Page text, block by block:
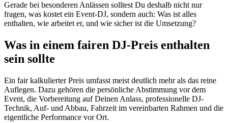
Gerade bei besonderen Anlässen solltest Du deshalb nicht nur
fragen, was kostet ein Event-DJ, sondern auch: Was ist alles
enthalten, wie arbeitet er, und wie sicher ist die Umsetzung?
Was in einem fairen DJ-Preis enthalten
sein sollte
Ein fair kalkulierter Preis umfasst meist deutlich mehr als das reine
Auflegen. Dazu gehören die persönliche Abstimmung vor dem
Event, die Vorbereitung auf Deinen Anlass, professionelle DJ-
Technik, Auf- und Abbau, Fahrzeit im vereinbarten Rahmen und die
eigentliche Performance vor Ort.